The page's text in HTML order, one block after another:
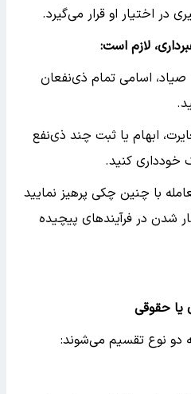
در اختیار او قرار می‌گیرد.
لازم است:
اسامی تمام ذی‌نفعان
ابهام یا ثبت چند ذی‌نفع
خودداری کنید.
با چنین چکی پرهیز نمایید
شدن در فرآیندهای پیچیده
یا حقوقی
دو نوع تقسیم می‌شوند: